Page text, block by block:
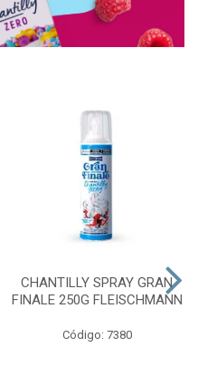
CHANTILLY SPRAY GRAN
FINALE 250G FLEISCHMANN
Código: 7380